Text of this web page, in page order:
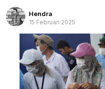
Hendra
15 Februari 2025